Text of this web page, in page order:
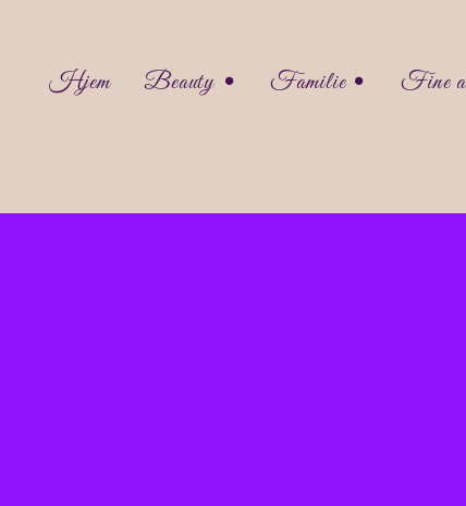
Hjem
Beauty •
Familie •
Fine